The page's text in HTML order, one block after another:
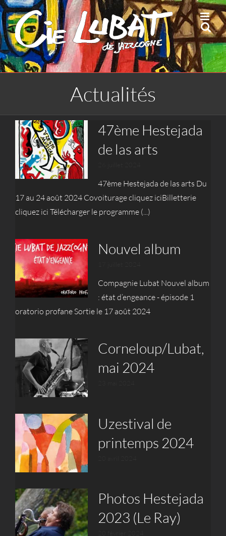
Passer
au
contenu
Actualités
47ème Hestejada
de las arts
47ème Hestejada de las arts Du
17 au 24 août 2024 Covoiturage cliquez iciBilletterie
cliquez ici Télécharger le programme (...)
Nouvel album
Compagnie Lubat Nouvel album
: état d’engeance - épisode 1
oratorio profane Sortie le 17 août 2024
Corneloup/Lubat,
mai 2024
Uzestival de
printemps 2024
Photos Hestejada
2023 (Le Ray)